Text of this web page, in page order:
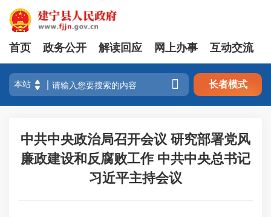
首页 政务公开 解读回应 网上办事 互动交流
 长者模式
中共中央政治局召开会议 研究部署党风
廉政建设和反腐败工作 中共中央总书记
习近平主持会议